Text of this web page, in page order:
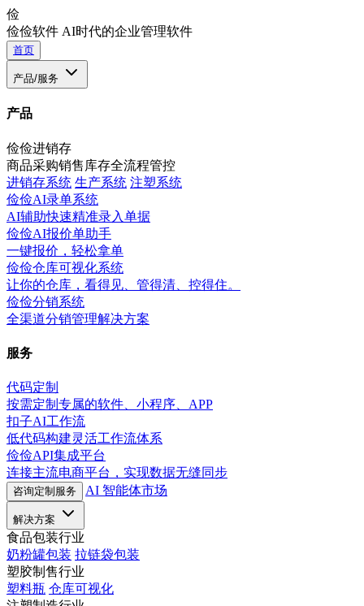
俭
俭俭软件 AI时代的企业管理软件
首页
产品/服务
产品
俭俭进销存
商品采购销售库存全流程管控
进销存系统 生产系统 注塑系统
俭俭AI录单系统
AI辅助快速精准录入单据
俭俭AI报价单助手
一键报价，轻松拿单
俭俭仓库可视化系统
让你的仓库，看得见、管得清、控得住。
俭俭分销系统
全渠道分销管理解决方案
服务
代码定制
按需定制专属的软件、小程序、APP
扣子AI工作流
低代码构建灵活工作流体系
俭俭API集成平台
连接主流电商平台，实现数据无缝同步
咨询定制服务 AI 智能体市场
解决方案
食品包装行业
奶粉罐包装 拉链袋包装
塑胶制售行业
塑料瓶 仓库可视化